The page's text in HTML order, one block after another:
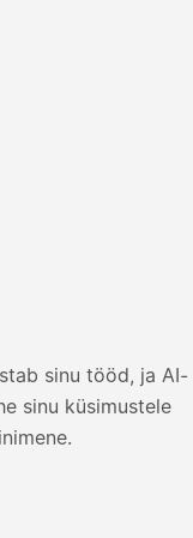
sinu tööd, ja AI-
sinu küsimustele